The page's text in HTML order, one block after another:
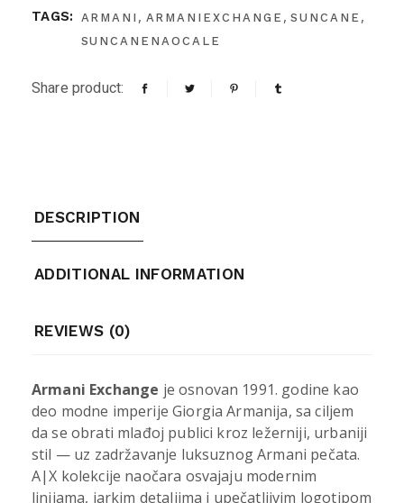
TAGS: ARMANI , ARMANIEXCHANGE ,SUNCANE ,
SUNCANENAOCALE
Share product:
DESCRIPTION
ADDITIONAL INFORMATION
REVIEWS (0)
Armani Exchange je osnovan 1991. godine kao
deo modne imperije Giorgia Armanija, sa ciljem
da se obrati mlađoj publici kroz ležerniji, urbaniji
stil — uz zadržavanje luksuznog Armani pečata.
A|X kolekcije naočara osvajaju modernim
linijama, jarkim detaljima i upečatljivim logotipom